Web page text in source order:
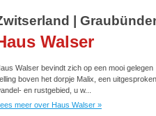
|
Walser
Walser bevindt zich op een mooi gelegen
boven het dorpje Malix, een uitgesproken
en rustgebied, u w...
meer over Haus Walser »